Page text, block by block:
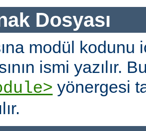
Dosyası
modül kodunu
ismi yazılır.
yönergesi